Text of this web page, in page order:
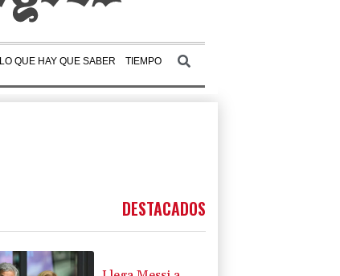
LO QUE HAY QUE SABER TIEMPO
DESTACADOS